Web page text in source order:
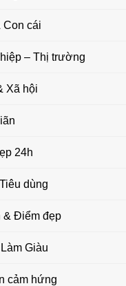
Con cái
– Thị trường
Xã hội
24h
dùng
& Điểm đẹp
Giàu
cảm hứng